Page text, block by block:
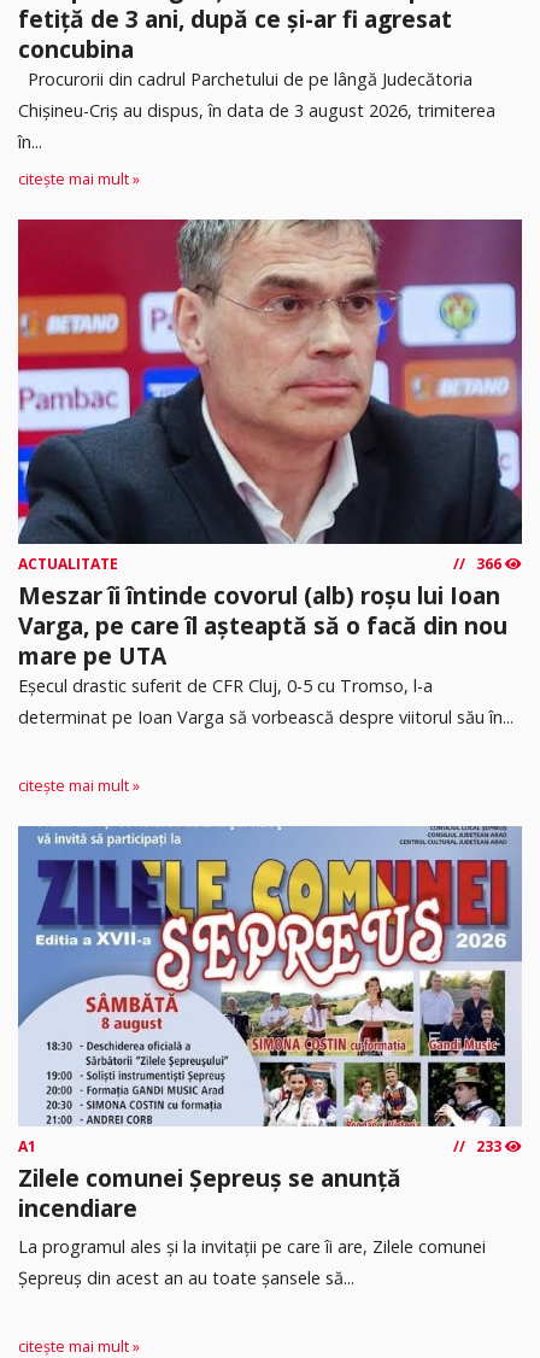
fetiță de 3 ani, după ce și-ar fi agresat
concubina
Procurorii din cadrul Parchetului de pe lângă Judecătoria
Chișineu-Criș au dispus, în data de 3 august 2026, trimiterea
în...
citește mai mult »
ACTUALITATE 366
Meszar îi întinde covorul (alb) roșu lui Ioan
Varga, pe care îl așteaptă să o facă din nou
mare pe UTA
Eșecul drastic suferit de CFR Cluj, 0-5 cu Tromso, l-a
determinat pe Ioan Varga să vorbească despre viitorul său în...
citește mai mult »
A1 233
Zilele comunei Șepreuș se anunță
incendiare
La programul ales și la invitații pe care îi are, Zilele comunei
Șepreuș din acest an au toate șansele să...
citește mai mult »